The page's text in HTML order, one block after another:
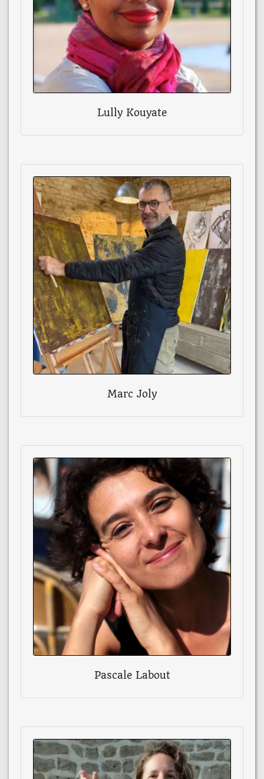
Lully Kouyate
Marc Joly
Pascale Labout